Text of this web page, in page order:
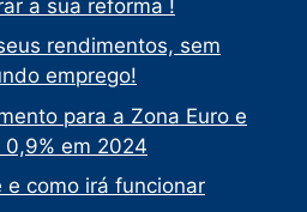
a sua reforma !
rendimentos, sem
emprego!
para a Zona Euro e
0,9% em 2024
e como irá funcionar